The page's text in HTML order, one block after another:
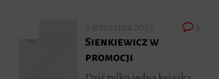
Sienkiewicz w
promocji